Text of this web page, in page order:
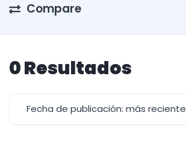
Compare
0 Resultados
Fecha de publicación: más reciente